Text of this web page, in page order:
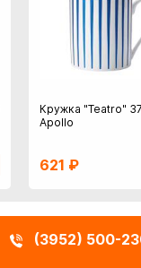
Кружка "Teatro"
Apollo
621 ₽
(3952) 500-